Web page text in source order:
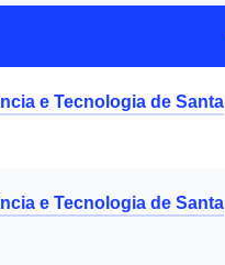
e Tecnologia de Santa
e Tecnologia de Santa